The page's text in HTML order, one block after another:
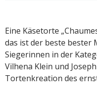
Eine Käsetorte
das ist der beste bester
Siegerinnen in der
Vilhena Klein und
Tortenkreation des